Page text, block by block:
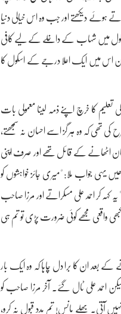
ہوئے دیکھتے اور جب وہ اس خیالی دنیا
اسکول میں شہاب کے داخلے کے لیے کافی
اس میں ایک اعلا درجے کے اسکول کا
کا خرچ اپنے ذمہ لینا معمولی بات
تھی کہ وہ ہر گز اسے احسان نہ سمجھتے،
اٹھانے کے قائل تھے اور صرف اپنی
یہی جواب ملا: "میری جائز خواہشوں کو
کہہ کر احمد علی مسکراتے اور مرزا صاحب
واقعی مجھے کوئی ضرورت پڑی تو تم ہی
کے بعد ان کا برا دل چاہا کہ وہ ایک بار
احمد علی ٹال گئے۔ آخر مرزا صاحب کو
آتی۔ بھلے مانس! تم مدد قبول نہ کرو،